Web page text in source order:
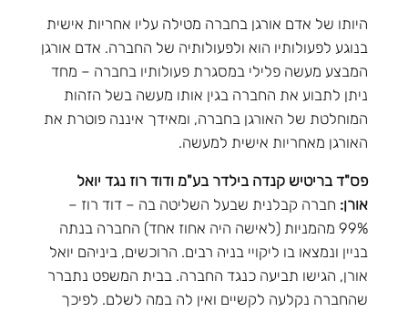
היותו של אדם אורגן בחברה מטילה עליו אחריות אישית
בנוגע לפעולותיו הוא ולפעולותיה של החברה. אדם אורגן
המבצע מעשה פלילי במסגרת פעולותיו בחברה – מחד
ניתן לתבוע את החברה בגין אותו מעשה בשל הזהות
המוחלטת של האורגן בחברה, ומאידך איננה פוטרת את
האורגן מאחריות אישית למעשה.
פס"ד בריטיש קנדה בילדר בע"מ ודוד רוז נגד יואל
אורן: חברה קבלנית שבעל השליטה בה – דוד רוז –
99% מהמניות (לאישה היה אחוז אחד) החברה בנתה
בניין ונמצאו בו ליקויי בניה רבים. הרוכשים, ביניהם יואל
אורן, הגישו תביעה כנגד החברה. בבית המשפט נתברר
שהחברה נקלעה לקשיים ואין לה במה לשלם. לפיכך